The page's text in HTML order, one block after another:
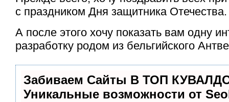
с праздником Дня защитника Отечества.
А после этого хочу показать вам одну
разработку родом из бельгийского
Забиваем Сайты В ТОП
Уникальные возможности от